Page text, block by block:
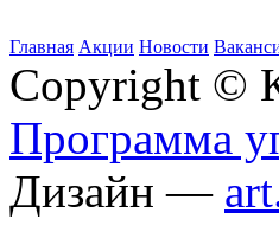
Главная Акции Новости
Copyright ©
Программа
Дизайн —